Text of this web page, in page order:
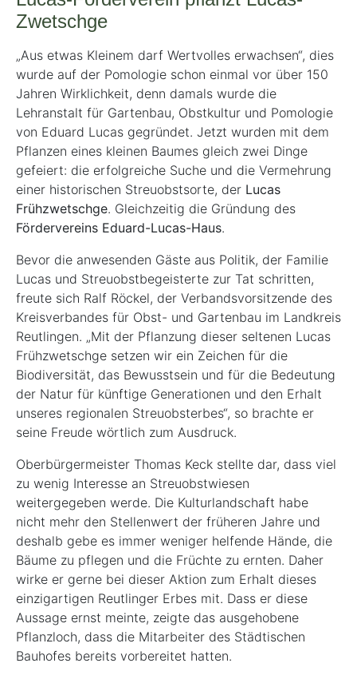
Zwetschge
„Aus etwas Kleinem darf Wertvolles erwachsen“, dies
wurde auf der Pomologie schon einmal vor über 150
Jahren Wirklichkeit, denn damals wurde die
Lehranstalt für Gartenbau, Obstkultur und Pomologie
von Eduard Lucas gegründet. Jetzt wurden mit dem
Pflanzen eines kleinen Baumes gleich zwei Dinge
gefeiert: die erfolgreiche Suche und die Vermehrung
einer historischen Streuobstsorte, der Lucas
Frühzwetschge. Gleichzeitig die Gründung des
Fördervereins Eduard-Lucas-Haus.
Bevor die anwesenden Gäste aus Politik, der Familie
Lucas und Streuobstbegeisterte zur Tat schritten,
freute sich Ralf Röckel, der Verbandsvorsitzende des
Kreisverbandes für Obst- und Gartenbau im Landkreis
Reutlingen. „Mit der Pflanzung dieser seltenen Lucas
Frühzwetschge setzen wir ein Zeichen für die
Biodiversität, das Bewusstsein und für die Bedeutung
der Natur für künftige Generationen und den Erhalt
unseres regionalen Streuobsterbes“, so brachte er
seine Freude wörtlich zum Ausdruck.
Oberbürgermeister Thomas Keck stellte dar, dass viel
zu wenig Interesse an Streuobstwiesen
weitergegeben werde. Die Kulturlandschaft habe
nicht mehr den Stellenwert der früheren Jahre und
deshalb gebe es immer weniger helfende Hände, die
Bäume zu pflegen und die Früchte zu ernten. Daher
wirke er gerne bei dieser Aktion zum Erhalt dieses
einzigartigen Reutlinger Erbes mit. Dass er diese
Aussage ernst meinte, zeigte das ausgehobene
Pflanzloch, dass die Mitarbeiter des Städtischen
Bauhofes bereits vorbereitet hatten.